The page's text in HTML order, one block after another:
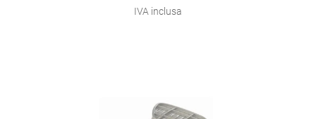
IVA inclusa